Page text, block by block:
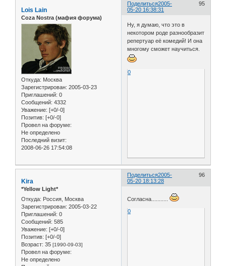
Поделиться 95
2005-
05-20 16:38:31
Lois Lain
Coza Nostra (мафия форума)
Откуда: Москва
Зарегистрирован: 2005-03-23
Приглашений: 0
Сообщений: 4332
Уважение: [+0/-0]
Позитив: [+0/-0]
Провел на форуме:
Не определено
Последний визит:
2008-06-26 17:54:08
Ну, я думаю, что это в
некотором роде разнообразит
репертуар её комедий! И она
многому сможет научиться.
0
Поделиться 96
2005-
05-20 18:13:28
Kira
*Yellow Light*
Откуда: Россия, Москва
Зарегистрирован: 2005-03-22
Приглашений: 0
Сообщений: 585
Уважение: [+0/-0]
Позитив: [+0/-0]
Возраст: 35 [1990-09-03]
Провел на форуме:
Не определено
Согласна...........
0